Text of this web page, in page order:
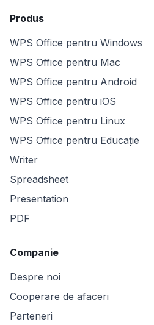
Produs
WPS Office pentru Windows
WPS Office pentru Mac
WPS Office pentru Android
WPS Office pentru iOS
WPS Office pentru Linux
WPS Office pentru Educație
Writer
Spreadsheet
Presentation
PDF
Companie
Despre noi
Cooperare de afaceri
Parteneri